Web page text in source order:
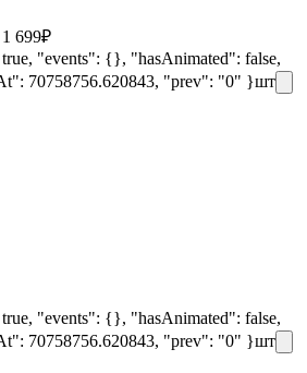
1 699₽
"events": {}, "hasAnimated": false,
70758756.620843, "prev": "0" }шт
"events": {}, "hasAnimated": false,
70758756.620843, "prev": "0" }шт